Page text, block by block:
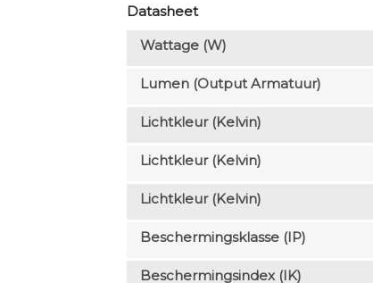
Datasheet
Wattage (W)
Lumen (output Armatuur)
Lichtkleur (Kelvin)
Lichtkleur (Kelvin)
Lichtkleur (Kelvin)
Beschermingsklasse (IP)
Beschermingsindex (IK)